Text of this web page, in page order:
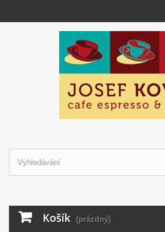
Košík (prázdný)